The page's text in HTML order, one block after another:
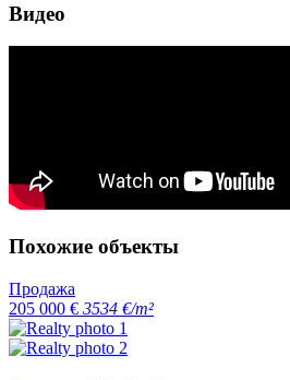
Видео
Похожие объекты
Продажа
205 000 € 3534 €/m²